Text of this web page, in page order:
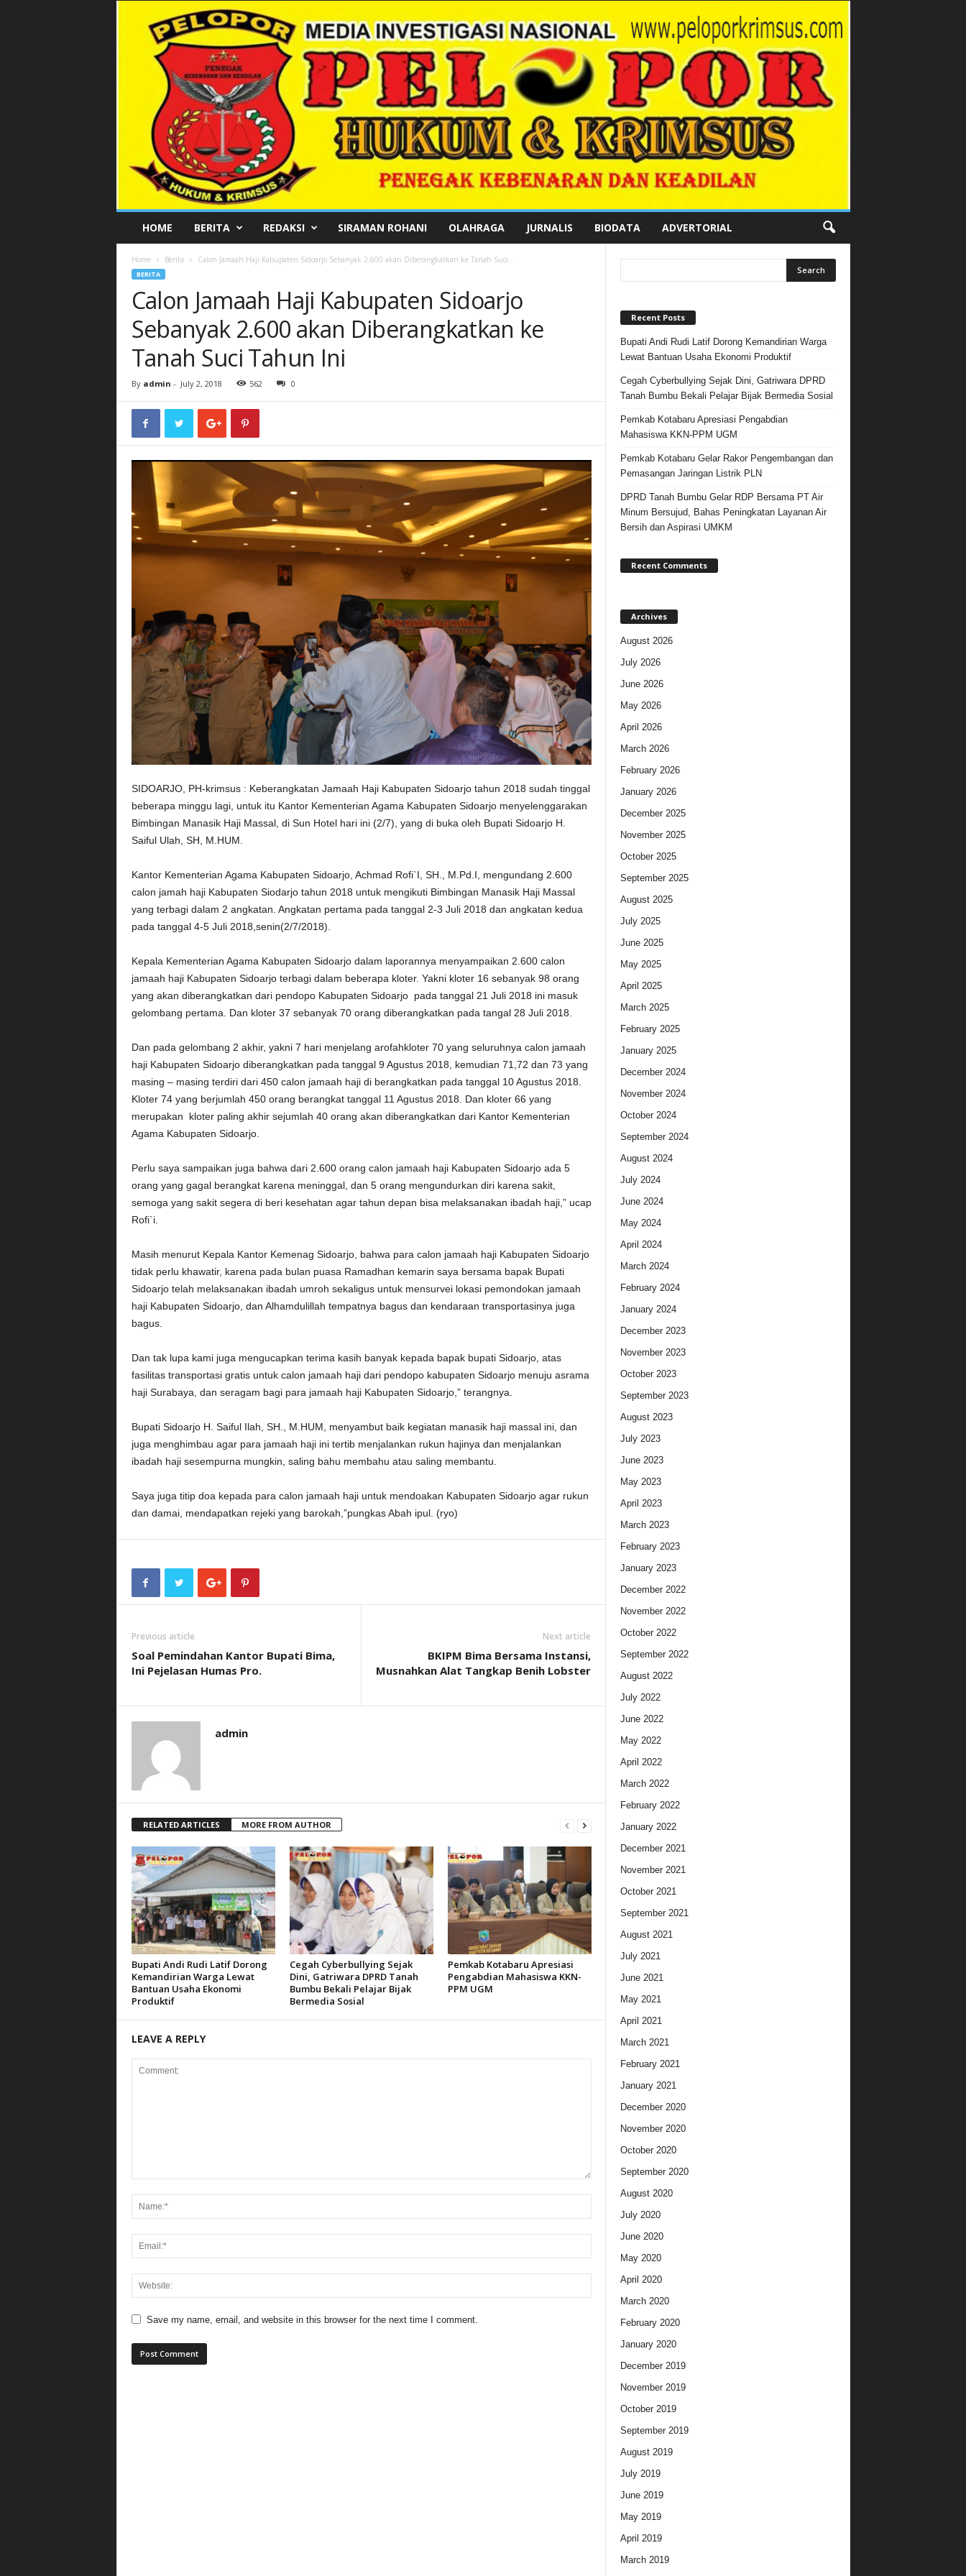
L
HOME BERITA REDAKSI SIRAMAN ROHANI OLAHRAGA JURNALIS BIODATA ADVERTORIAL
Home Berita Calon Jamaah Haji Kabupaten Sidoarjo Sebanyak 2.600 akan Diberangkatkan ke Tanah Suci...
BERITA
Calon Jamaah Haji Kabupaten Sidoarjo
Sebanyak 2.600 akan Diberangkatkan ke
Tanah Suci Tahun Ini
By admin - July 2, 2018 562 0
SIDOARJO, PH-krimsus : Keberangkatan Jamaah Haji Kabupaten Sidoarjo tahun 2018 sudah tinggal
beberapa minggu lagi, untuk itu Kantor Kementerian Agama Kabupaten Sidoarjo menyelenggarakan
Bimbingan Manasik Haji Massal, di Sun Hotel hari ini (2/7), yang di buka oleh Bupati Sidoarjo H.
Saiful Ulah, SH, M.HUM.
Kantor Kementerian Agama Kabupaten Sidoarjo, Achmad Rofi`I, SH., M.Pd.I, mengundang 2.600
calon jamah haji Kabupaten Siodarjo tahun 2018 untuk mengikuti Bimbingan Manasik Haji Massal
yang terbagi dalam 2 angkatan. Angkatan pertama pada tanggal 2-3 Juli 2018 dan angkatan kedua
pada tanggal 4-5 Juli 2018,senin(2/7/2018).
Kepala Kementerian Agama Kabupaten Sidoarjo dalam laporannya menyampaikan 2.600 calon
jamaah haji Kabupaten Sidoarjo terbagi dalam beberapa kloter. Yakni kloter 16 sebanyak 98 orang
yang akan diberangkatkan dari pendopo Kabupaten Sidoarjo pada tanggal 21 Juli 2018 ini masuk
gelombang pertama. Dan kloter 37 sebanyak 70 orang diberangkatkan pada tangal 28 Juli 2018.
Dan pada gelombang 2 akhir, yakni 7 hari menjelang arofahkloter 70 yang seluruhnya calon jamaah
haji Kabupaten Sidoarjo diberangkatkan pada tanggal 9 Agustus 2018, kemudian 71,72 dan 73 yang
masing – masing terdiri dari 450 calon jamaah haji di berangkatkan pada tanggal 10 Agustus 2018.
Kloter 74 yang berjumlah 450 orang berangkat tanggal 11 Agustus 2018. Dan kloter 66 yang
merupakan kloter paling akhir sejumlah 40 orang akan diberangkatkan dari Kantor Kementerian
Agama Kabupaten Sidoarjo.
Perlu saya sampaikan juga bahwa dari 2.600 orang calon jamaah haji Kabupaten Sidoarjo ada 5
orang yang gagal berangkat karena meninggal, dan 5 orang mengundurkan diri karena sakit,
semoga yang sakit segera di beri kesehatan agar tahun depan bisa melaksanakan ibadah haji,” ucap
Rofi`i.
Masih menurut Kepala Kantor Kemenag Sidoarjo, bahwa para calon jamaah haji Kabupaten Sidoarjo
tidak perlu khawatir, karena pada bulan puasa Ramadhan kemarin saya bersama bapak Bupati
Sidoarjo telah melaksanakan ibadah umroh sekaligus untuk mensurvei lokasi pemondokan jamaah
haji Kabupaten Sidoarjo, dan Alhamdulillah tempatnya bagus dan kendaraan transportasinya juga
bagus.
Dan tak lupa kami juga mengucapkan terima kasih banyak kepada bapak bupati Sidoarjo, atas
fasilitas transportasi gratis untuk calon jamaah haji dari pendopo kabupaten Sidoarjo menuju asrama
haji Surabaya, dan seragam bagi para jamaah haji Kabupaten Sidoarjo,” terangnya.
Bupati Sidoarjo H. Saiful Ilah, SH., M.HUM, menyambut baik kegiatan manasik haji massal ini, dan
juga menghimbau agar para jamaah haji ini tertib menjalankan rukun hajinya dan menjalankan
ibadah haji sesempurna mungkin, saling bahu membahu atau saling membantu.
Saya juga titip doa kepada para calon jamaah haji untuk mendoakan Kabupaten Sidoarjo agar rukun
dan damai, mendapatkan rejeki yang barokah,”pungkas Abah ipul. (ryo)
Previous article
Soal Pemindahan Kantor Bupati Bima,
Ini Pejelasan Humas Pro.
Next article
BKIPM Bima Bersama Instansi,
Musnahkan Alat Tangkap Benih Lobster
admin
RELATED ARTICLES MORE FROM AUTHOR
Bupati Andi Rudi Latif Dorong
Kemandirian Warga Lewat
Bantuan Usaha Ekonomi
Produktif
Cegah Cyberbullying Sejak
Dini, Gatriwara DPRD Tanah
Bumbu Bekali Pelajar Bijak
Bermedia Sosial
Pemkab Kotabaru Apresiasi
Pengabdian Mahasiswa KKN-
PPM UGM
LEAVE A REPLY
Save my name, email, and website in this browser for the next time I comment.
Recent Posts
Bupati Andi Rudi Latif Dorong Kemandirian Warga
Lewat Bantuan Usaha Ekonomi Produktif
Cegah Cyberbullying Sejak Dini, Gatriwara DPRD
Tanah Bumbu Bekali Pelajar Bijak Bermedia Sosial
Pemkab Kotabaru Apresiasi Pengabdian
Mahasiswa KKN-PPM UGM
Pemkab Kotabaru Gelar Rakor Pengembangan dan
Pemasangan Jaringan Listrik PLN
DPRD Tanah Bumbu Gelar RDP Bersama PT Air
Minum Bersujud, Bahas Peningkatan Layanan Air
Bersih dan Aspirasi UMKM
Recent Comments
Archives
August 2026
July 2026
June 2026
May 2026
April 2026
March 2026
February 2026
January 2026
December 2025
November 2025
October 2025
September 2025
August 2025
July 2025
June 2025
May 2025
April 2025
March 2025
February 2025
January 2025
December 2024
November 2024
October 2024
September 2024
August 2024
July 2024
June 2024
May 2024
April 2024
March 2024
February 2024
January 2024
December 2023
November 2023
October 2023
September 2023
August 2023
July 2023
June 2023
May 2023
April 2023
March 2023
February 2023
January 2023
December 2022
November 2022
October 2022
September 2022
August 2022
July 2022
June 2022
May 2022
April 2022
March 2022
February 2022
January 2022
December 2021
November 2021
October 2021
September 2021
August 2021
July 2021
June 2021
May 2021
April 2021
March 2021
February 2021
January 2021
December 2020
November 2020
October 2020
September 2020
August 2020
July 2020
June 2020
May 2020
April 2020
March 2020
February 2020
January 2020
December 2019
November 2019
October 2019
September 2019
August 2019
July 2019
June 2019
May 2019
April 2019
March 2019